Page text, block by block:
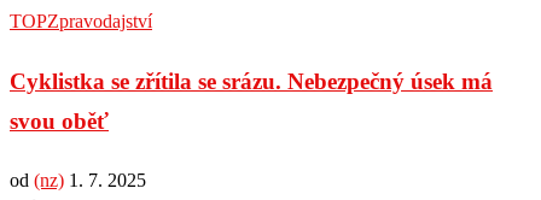
TOPZpravodajství
Cyklistka se zřítila se srázu. Nebezpečný úsek má
svou oběť
od (nz) 1. 7. 2025